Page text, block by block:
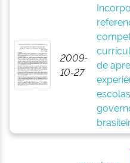
2009-
10-27
de